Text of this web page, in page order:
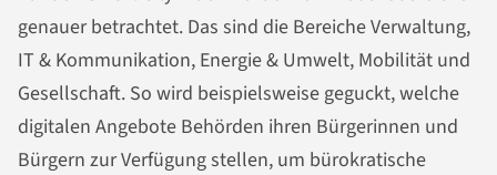
genauer betrachtet. Das sind die Bereiche Verwaltung,
IT & Kommunikation, Energie & Umwelt, Mobilität und
Gesellschaft. So wird beispielsweise geguckt, welche
digitalen Angebote Behörden ihren Bürgerinnen und
Bürgern zur Verfügung stellen, um bürokratische